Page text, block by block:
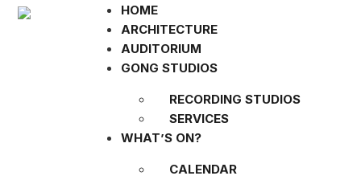
HOME
ARCHITECTURE
AUDITORIUM
GONG STUDIOS
RECORDING STUDIOS
SERVICES
WHAT’S ON?
CALENDAR